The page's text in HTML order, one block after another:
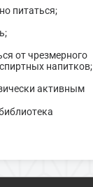
питаться;
от чрезмерного
напитков;
активным